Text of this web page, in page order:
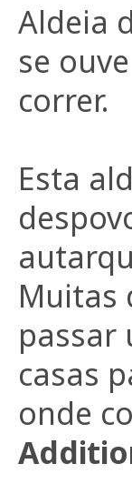
Aldeia
se
correr.
Esta
Muitas
passar
casas
onde